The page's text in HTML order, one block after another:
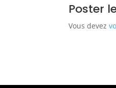
Poster
Vous devez